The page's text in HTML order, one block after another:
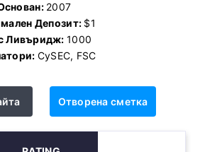
2007
Депозит: $1
Ливъридж:1000
CySEC, FSC
Отворена сметка